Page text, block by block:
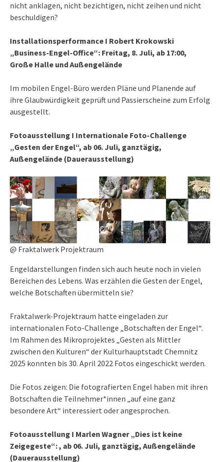
nicht anklagen, nicht bezichtigen, nicht zeihen und nicht
beschuldigen?
Installationsperformance I Robert Krokowski
„Business-Engel-Office“: Freitag, 8. Juli, ab 17:00,
Große Halle und Außengelände
Im mobilen Engel-Büro werden Pläne und Planende auf
ihre Glaubwürdigkeit geprüft und Passierscheine zum Erfolg
ausgestellt.
Fotoausstellung I Internationale Foto-Challenge
„Gesten der Engel“, ab 06. Juli, ganztägig,
Außengelände (Dauerausstellung)
@ Fraktalwerk Projektraum
Engeldarstellungen finden sich auch heute noch in vielen
Bereichen des Lebens. Was erzählen die Gesten der Engel,
welche Botschaften übermitteln sie?
Fraktalwerk-Projektraum hatte eingeladen zur
internationalen Foto-Challenge „Botschaften der Engel“.
Im Rahmen des Mikroprojektes „Gesten als Mittler
zwischen den Kulturen“ der Kulturhauptstadt Chemnitz
2025 konnten bis 30. April 2022 Fotos eingeschickt werden.
Die Fotos zeigen: Die fotografierten Engel haben mit ihren
Botschaften die Teilnehmer*innen „auf eine ganz
besondere Art“ interessiert oder angesprochen.
Fotoausstellung I Marlen Wagner „Dies ist keine
Zeigegeste“­­: , ab 06. Juli, ganztägig, Außengelände
(Dauerausstellung)